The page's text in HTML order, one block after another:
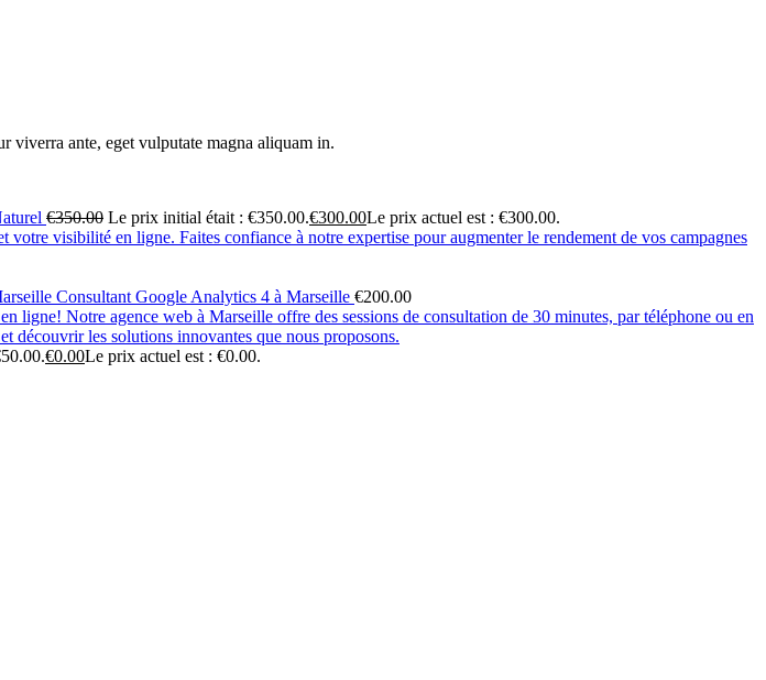
viverra ante, eget vulputate magna aliquam in.
€350.00 Le prix initial était : €350.00.€300.00Le prix actuel est : €300.00.
Consultant Google Analytics 4 à Marseille €200.00
€0.00Le prix actuel est : €0.00.